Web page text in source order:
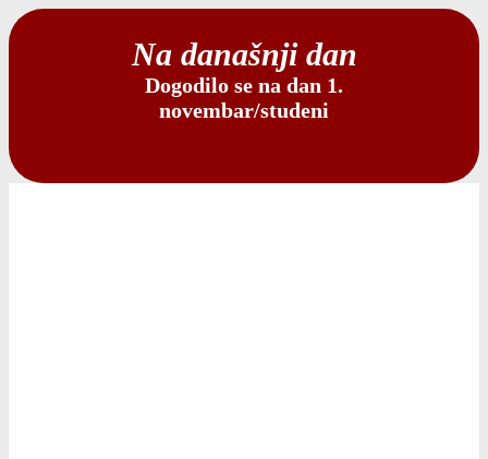
Na današnji dan
Dogodilo se na dan 1.
novembar/studeni